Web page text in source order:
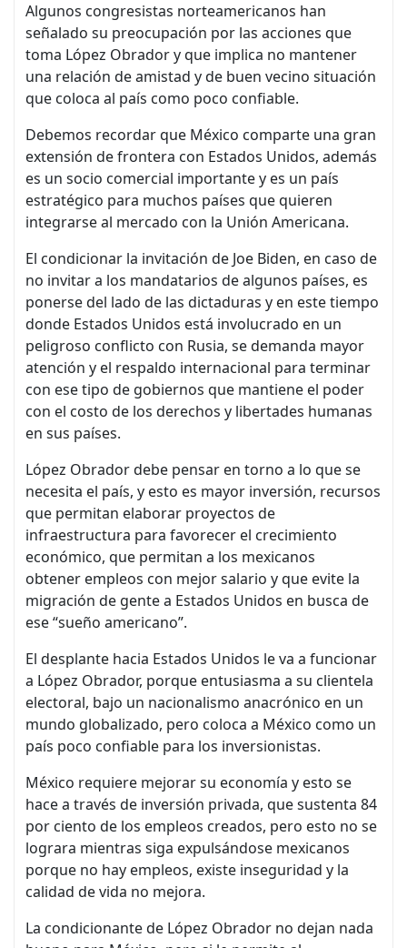
Algunos congresistas norteamericanos han
señalado su preocupación por las acciones que
toma López Obrador y que implica no mantener
una relación de amistad y de buen vecino situación
que coloca al país como poco confiable.
Debemos recordar que México comparte una gran
extensión de frontera con Estados Unidos, además
es un socio comercial importante y es un país
estratégico para muchos países que quieren
integrarse al mercado con la Unión Americana.
El condicionar la invitación de Joe Biden, en caso de
no invitar a los mandatarios de algunos países, es
ponerse del lado de las dictaduras y en este tiempo
donde Estados Unidos está involucrado en un
peligroso conflicto con Rusia, se demanda mayor
atención y el respaldo internacional para terminar
con ese tipo de gobiernos que mantiene el poder
con el costo de los derechos y libertades humanas
en sus países.
López Obrador debe pensar en torno a lo que se
necesita el país, y esto es mayor inversión, recursos
que permitan elaborar proyectos de
infraestructura para favorecer el crecimiento
económico, que permitan a los mexicanos
obtener empleos con mejor salario y que evite la
migración de gente a Estados Unidos en busca de
ese “sueño americano”.
El desplante hacia Estados Unidos le va a funcionar
a López Obrador, porque entusiasma a su clientela
electoral, bajo un nacionalismo anacrónico en un
mundo globalizado, pero coloca a México como un
país poco confiable para los inversionistas.
México requiere mejorar su economía y esto se
hace a través de inversión privada, que sustenta 84
por ciento de los empleos creados, pero esto no se
lograra mientras siga expulsándose mexicanos
porque no hay empleos, existe inseguridad y la
calidad de vida no mejora.
La condicionante de López Obrador no dejan nada